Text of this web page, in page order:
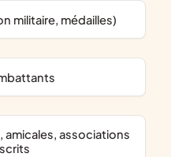
militaire, médailles)